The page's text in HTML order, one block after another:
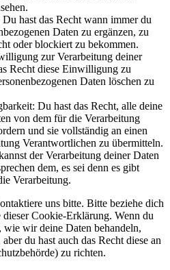
hast das Recht wann immer du
Daten zu ergänzen, zu
oder blockiert zu bekommen.
zur Verarbeitung deiner
Recht diese Einwilligung zu
Daten löschen zu
Du hast das Recht, alle deine
von dem für die Verarbeitung
und sie vollständig an einen
Verantwortlichen zu übermitteln.
der Verarbeitung deiner Daten
dem, es sei denn es gibt
Verarbeitung.
uns bitte. Bitte beziehe dich
Cookie-Erklärung. Wenn du
wie wir deine Daten behandeln,
du hast auch das Recht diese an
zu richten.